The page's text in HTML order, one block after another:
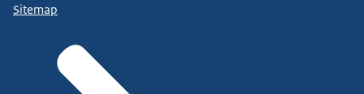
Sitemap